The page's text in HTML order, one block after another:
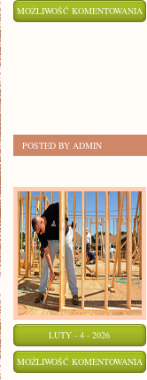
MOŻLIWOŚĆ KOMENTOWANIA
POSTED BY ADMIN
LUTY - 4 - 2026
MOŻLIWOŚĆ KOMENTOWANIA